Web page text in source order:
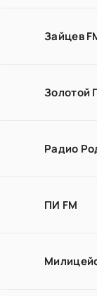
Зайцев
Золотой
Радио
ПИ FM